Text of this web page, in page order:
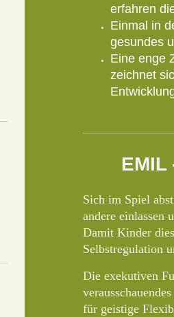
erfahren
Einmal in
gesundes
Eine enge
zeichnet
Sich im Spiel
andere einlassen
Damit Kinder
Selbstregulation
Die exekutiven
für geistige